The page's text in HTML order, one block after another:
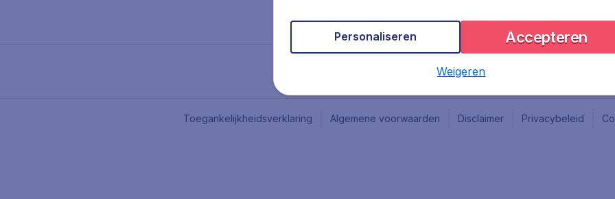
Toegankelijkheidsverklaring Algemene voorwaarden Disclaimer Privacybeleid
Accepteren
Personaliseren
Weigeren